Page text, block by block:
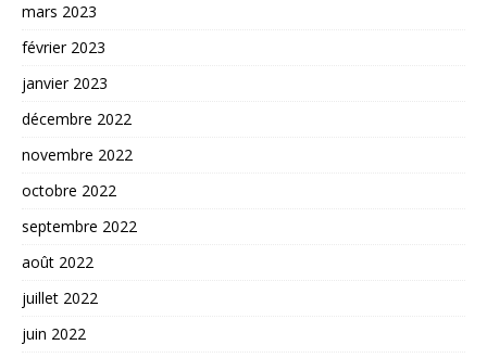
mars 2023
février 2023
janvier 2023
décembre 2022
novembre 2022
octobre 2022
septembre 2022
août 2022
juillet 2022
juin 2022